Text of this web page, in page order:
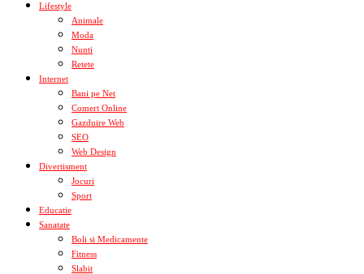
Lifestyle
Animale
Moda
Nunti
Retete
Internet
Bani pe Net
Comert Online
Gazduire Web
SEO
Web Design
Divertisment
Jocuri
Sport
Educatie
Sanatate
Boli si Medicamente
Fitness
Slabit